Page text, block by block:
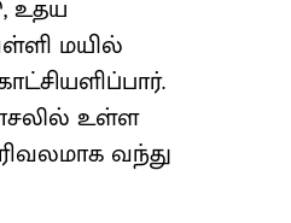
உதய
மயில்
உள்ள
வந்து